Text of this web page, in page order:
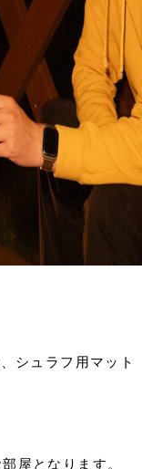
シュラフ用マット
屋となります。